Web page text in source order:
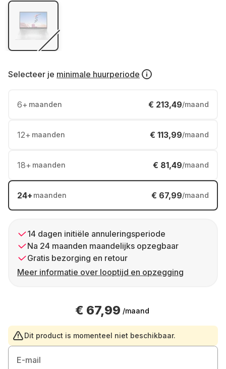
Selecteer je minimale huurperiode
6+ maanden € 213,49/maand
12+ maanden € 113,99/maand
18+ maanden € 81,49/maand
24+ maanden € 67,99/maand
14 dagen initiële annuleringsperiode
Na 24 maanden maandelijks opzegbaar
Gratis bezorging en retour
Meer informatie over looptijd en opzegging
€ 67,99 /maand
Dit product is momenteel niet beschikbaar.
E-mail